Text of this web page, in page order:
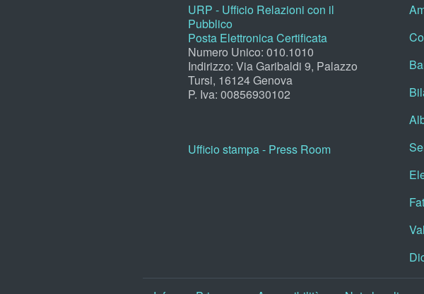
URP - Ufficio Relazioni con il
Pubblico
Posta Elettronica Certificata
Numero Unico: 010.1010
Indirizzo: Via Garibaldi 9, Palazzo
Tursi, 16124 Genova
P. Iva: 00856930102
Ufficio stampa - Press Room